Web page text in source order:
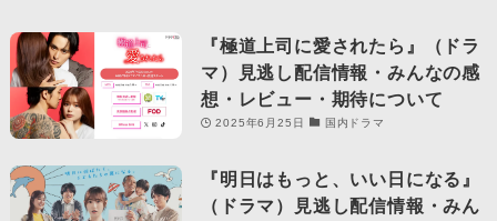
『極道上司に愛されたら』（ドラ
マ）見逃し配信情報・みんなの感
想・レビュー・期待について
2025年6月25日 国内ドラマ
『明日はもっと、いい日になる』
（ドラマ）見逃し配信情報・みん